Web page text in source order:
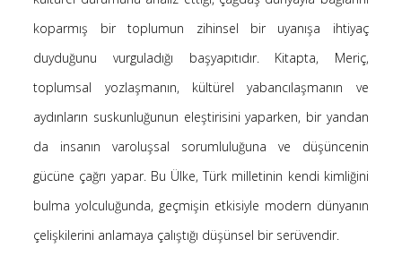
Saçı Örtmek Kur’an’ın Emri midir? – Nihai
24 Ağustos 2025
Kader: Alın Yazısı mı Akıl Yazısı mı?
20 Şubat 2025
Anlam Arayışı – Günlük
27 Kasım 2024
Kendime Düşünceler
27 Ekim 2024
koparmış bir toplumun zihinsel bir uyanışa ihtiyaç
duyduğunu vurguladığı başyapıtıdır. Kitapta, Meriç,
toplumsal yozlaşmanın, kültürel yabancılaşmanın ve
aydınların suskunluğunun eleştirisini yaparken, bir yandan
da insanın varoluşsal sorumluluğuna ve düşüncenin
gücüne çağrı yapar. Bu Ülke, Türk milletinin kendi kimliğini
bulma yolculuğunda, geçmişin etkisiyle modern dünyanın
çelişkilerini anlamaya çalıştığı düşünsel bir serüvendir.